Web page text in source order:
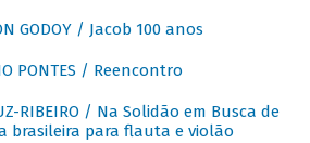
GODOY / Jacob 100 anos
PONTES / Reencontro
RIBEIRO / Na Solidão em Busca de
brasileira para flauta e violão